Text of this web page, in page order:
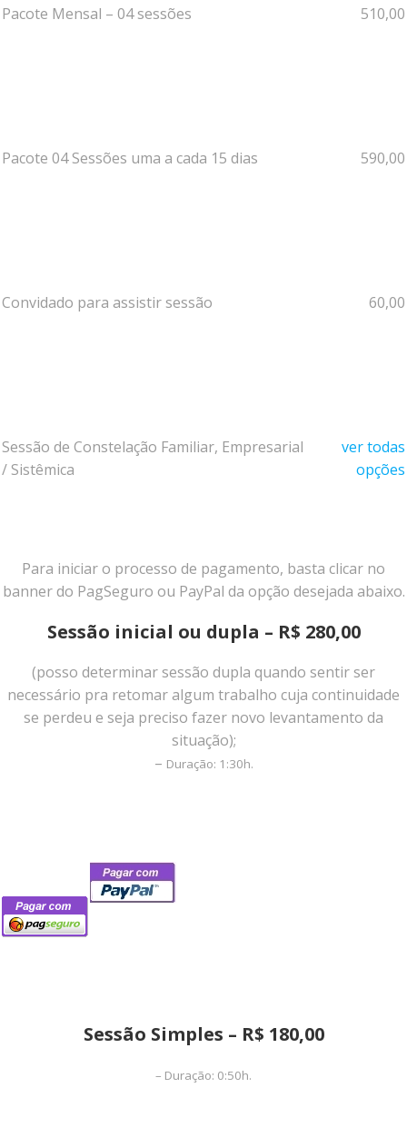
Pacote Mensal – 04 sessões 510,00
Pacote 04 Sessões uma a cada 15 dias 590,00
Convidado para assistir sessão 60,00
Sessão de Constelação Familiar, Empresarial
/ Sistêmica
ver todas
opções
Para iniciar o processo de pagamento, basta clicar no
banner do PagSeguro ou PayPal da opção desejada abaixo.
Sessão inicial ou dupla – R$ 280,00
(posso determinar sessão dupla quando sentir ser
necessário pra retomar algum trabalho cuja continuidade
se perdeu e seja preciso fazer novo levantamento da
situação);
– Duração: 1:30h.
Sessão Simples – R$ 180,00
– Duração: 0:50h.